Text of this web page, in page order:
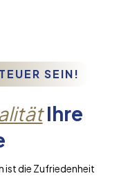
SEIN!
Ihre
ist die Zufriedenheit